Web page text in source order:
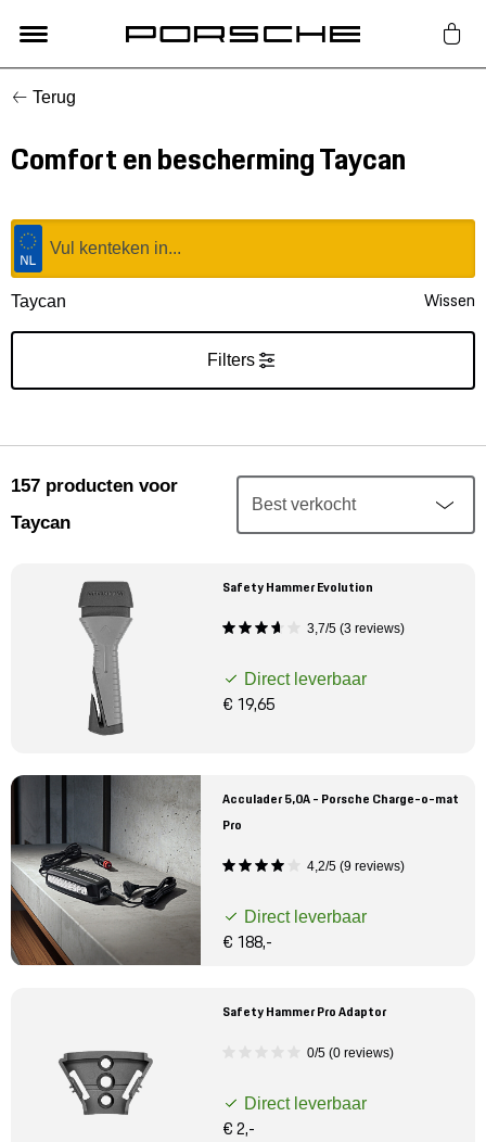
Lifestyle
Auto Accessoires
Classic
Nieuw
Mijn account
Meer Porsche
Porsche informatie
Terug
Comfort en bescherming Taycan
Taycan Wissen
Filters
157 producten voor
Taycan
Safety Hammer Evolution
3,7/5 (3 reviews)
Direct leverbaar
€ 19,65
Acculader 5,0A - Porsche Charge-o-mat
Pro
4,2/5 (9 reviews)
Direct leverbaar
€ 188,-
Safety Hammer Pro Adaptor
0/5 (0 reviews)
Direct leverbaar
€ 2,-